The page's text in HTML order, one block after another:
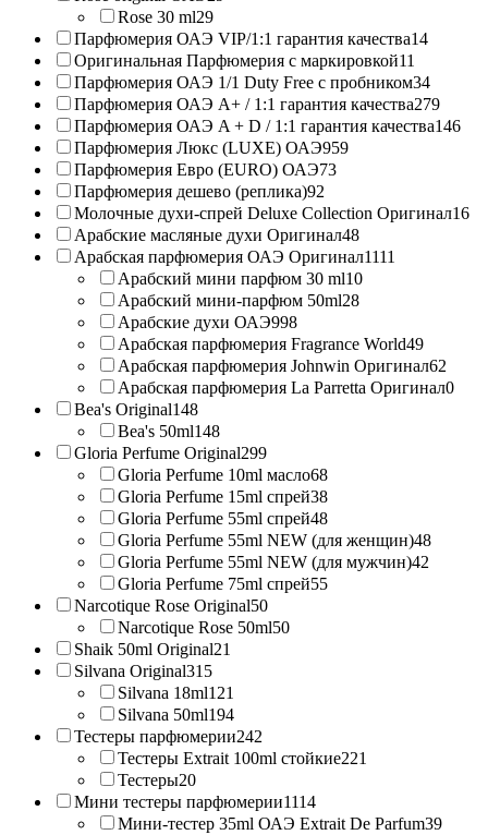
Rose 30 ml29
Парфюмерия ОАЭ VIP/1:1 гарантия качества14
Оригинальная Парфюмерия с маркировкой11
Парфюмерия ОАЭ 1/1 Duty Free с пробником34
Парфюмерия ОАЭ A+ / 1:1 гарантия качества279
Парфюмерия ОАЭ A + D / 1:1 гарантия качества146
Парфюмерия Люкс (LUXE) ОАЭ959
Парфюмерия Евро (EURO) ОАЭ73
Парфюмерия дешево (реплика)92
Молочные духи-спрей Deluxe Collection Оригинал16
Арабские масляные духи Оригинал48
Арабская парфюмерия ОАЭ Оригинал1111
Арабский мини парфюм 30 ml10
Арабский мини-парфюм 50ml28
Арабские духи ОАЭ998
Арабская парфюмерия Fragrance World49
Арабская парфюмерия Johnwin Оригинал62
Арабская парфюмерия La Parretta Оригинал0
Bea's Original148
Bea's 50ml148
Gloria Perfume Original299
Gloria Perfume 10ml масло68
Gloria Perfume 15ml спрей38
Gloria Perfume 55ml спрей48
Gloria Perfume 55ml NEW (для женщин)48
Gloria Perfume 55ml NEW (для мужчин)42
Gloria Perfume 75ml спрей55
Narcotique Rose Original50
Narcotique Rose 50ml50
Shaik 50ml Original21
Silvana Original315
Silvana 18ml121
Silvana 50ml194
Тестеры парфюмерии242
Тестеры Extrait 100ml стойкие221
Тестеры20
Мини тестеры парфюмерии1114
Мини-тестер 35ml ОАЭ Extrait De Parfum39